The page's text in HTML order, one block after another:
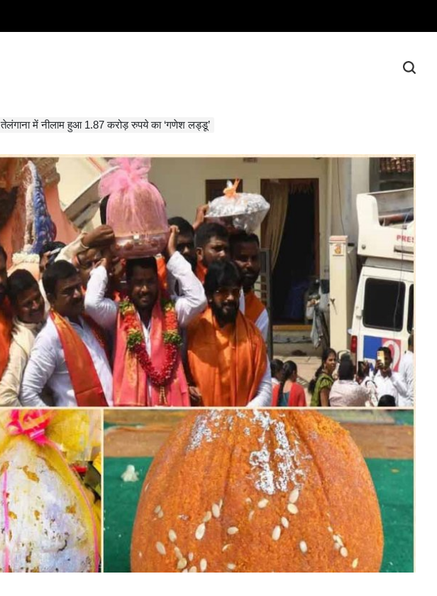
तेलंगाना में नीलाम हुआ 1.87 करोड़ रुपये का ‘गणेश लड्डू’